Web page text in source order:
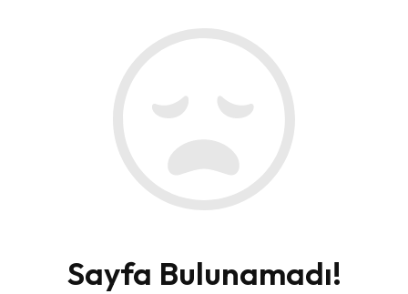
Sayfa Bulunamadı!